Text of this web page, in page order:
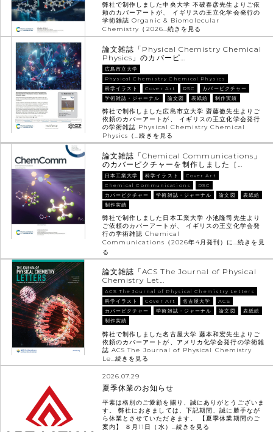
弊社で制作しました中央大学 不破春彦先生よりご依
頼のカバーアートが、 イギリスの王立化学会発行の
学術雑誌 Organic & Biomolecular
Chemistry（2026…続きを見る
論文雑誌「Physical Chemistry Chemical
Physics」のカバーピ…
広島市立大学
Physical Chemistry Chemical Physics
科学イラスト
Cover Art RSC
カバーピクチャー
学術雑誌・ジャーナル
論文図 表紙絵 制作実績
弊社で制作しました広島市立大学 齋藤徹先生よりご
依頼のカバーアートが、 イギリスの王立化学会発行
の学術雑誌 Physical Chemistry Chemical
Physics（…続きを見る
論文雑誌「Chemical Communications」
のカバーピクチャーを制作しました［…
日本工業大学 科学イラスト
Cover Art
Chemical Communications
RSC
カバーピクチャー
学術雑誌・ジャーナル 論文図
表紙絵
制作実績
弊社で制作しました日本工業大学 小池隆司先生より
ご依頼のカバーアートが、 イギリスの王立化学会発
行の学術雑誌 Chemical
Communications（2026年4月発刊）に…続きを見
る
論文雑誌「ACS The Journal of Physical
Chemistry Let…
ACS The Journal of Physical Chemistry Letters
科学イラスト
Cover Art 名古屋大学
ACS
カバーピクチャー
学術雑誌・ジャーナル 論文図
表紙絵
制作実績
弊社で制作しました名古屋大学 藤本和宏先生よりご
依頼のカバーアートが、アメリカ化学会発行の学術雑
誌 ACS The Journal of Physical Chemistry
Le… 続きを見る
2026.07.29
夏季休業のお知らせ
平素は格別のご愛顧を賜り、誠にありがとうございま
す。 弊社におきましては、下記期間、誠に勝手なが
ら休業とさせていただきます。 【夏季休業期間のご
案内】 ８月11日（水）…続きを見る